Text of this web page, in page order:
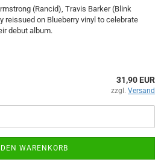
(Rancid), Travis Barker (Blink
reissued on Blueberry vinyl to celebrate
debut album.
31,90 EUR
zzgl. Versand
WARENKORB